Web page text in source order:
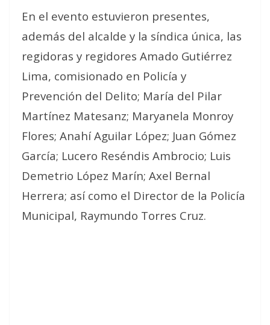
En el evento estuvieron presentes,
además del alcalde y la síndica única, las
regidoras y regidores Amado Gutiérrez
Lima, comisionado en Policía y
Prevención del Delito; María del Pilar
Martínez Matesanz; Maryanela Monroy
Flores; Anahí Aguilar López; Juan Gómez
García; Lucero Reséndis Ambrocio; Luis
Demetrio López Marín; Axel Bernal
Herrera; así como el Director de la Policía
Municipal, Raymundo Torres Cruz.